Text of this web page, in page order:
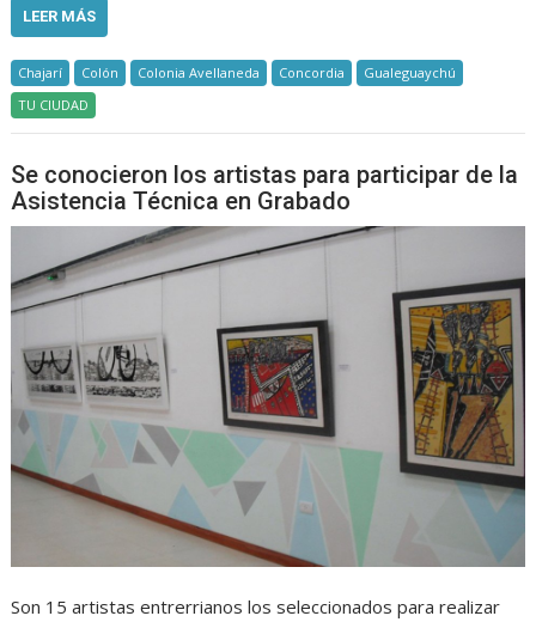
LEER MÁS
Chajarí Colón Colonia Avellaneda Concordia
Gualeguaychú
TU CIUDAD
Se conocieron los artistas para participar de la
Asistencia Técnica en Grabado
Son 15 artistas entrerrianos los seleccionados para realizar